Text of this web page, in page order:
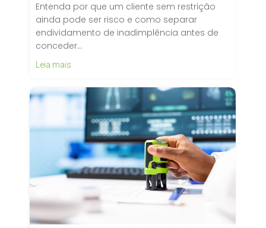
Entenda por que um cliente sem restrição
ainda pode ser risco e como separar
endividamento de inadimplência antes de
conceder…
Leia mais